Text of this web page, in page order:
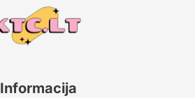
Informacija